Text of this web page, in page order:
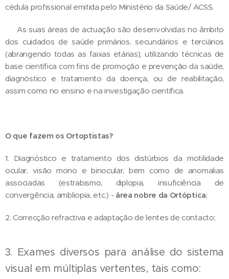
cédula profissional emitida pelo Ministério da Saúde/ ACSS.
➡️ As suas áreas de actuação são desenvolvidas no âmbito
dos cuidados de saúde primários, secundários e terciários
(abrangendo todas as faixas etárias), utilizando técnicas de
base científica com fins de promoção e prevenção da saúde,
diagnóstico e tratamento da doença, ou de reabilitação,
assim como no ensino e na investigação científica.
O que fazem os Ortoptistas?
1. Diagnóstico e tratamento dos distúrbios da motilidade
ocular, visão mono e binocular, bem como de anomalias
associadas (estrabismo, diplopia, insuficiência de
convergência, ambliopia, etc.) - área nobre da Ortóptica;
2. Correcção refractiva e adaptação de lentes de contacto;
3. Exames diversos para análise do sistema
visual em múltiplas vertentes, tais como: